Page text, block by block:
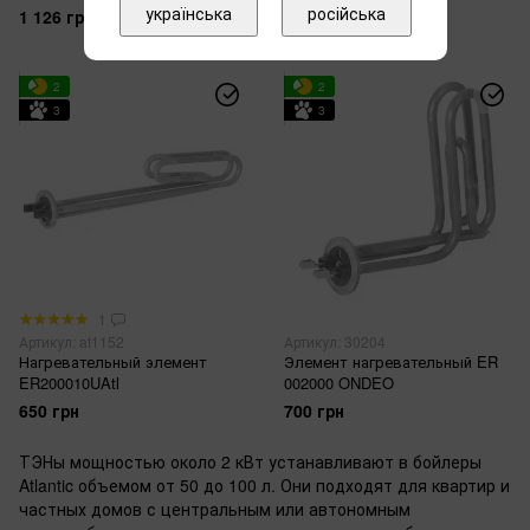
1 126 грн 650 грн
2
3
1
Артикул: at1152
Нагревательный элемент
ER200010UAtl
650 грн
2
3
Артикул: 30204
Элемент нагревательный ER
002000 ONDEO
700 грн
ТЭНы мощностью около 2 кВт устанавливают в бойлеры
Atlantic объемом от 50 до 100 л. Они подходят для квартир и
частных домов с центральным или автономным
українська російська